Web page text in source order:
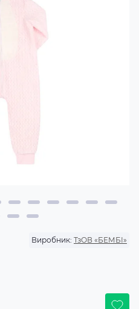
Виробник: ТзОВ «БЕМБІ»